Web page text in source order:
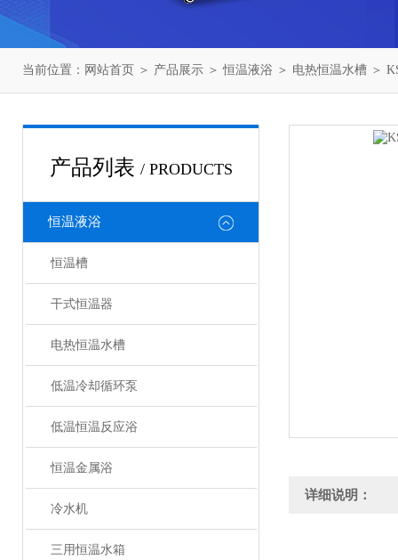
当前位置： 网站首页 ＞ 产品展示 ＞恒温液浴 ＞ 电热恒温水槽 ＞
产品列表 / PRODUCTS
恒温液浴
恒温槽
干式恒温器
电热恒温水槽
低温冷却循环泵
低温恒温反应浴
恒温金属浴
冷水机
三用恒温水箱
详细说明：